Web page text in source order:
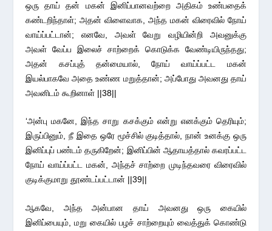
ஒரு தாய் தன் மகன் இனிப்பானவற்றை அதிகம் உண்பதைக்
கண்டறிந்தாள்; அதன் விளைவாக, அந்த மகன் விரைவில் நோய்
வாய்ப்பட்டான்; எனவே, அவள் வேறு வழியின்றி அவனுக்கு
அவள் வேப்ப இலைச் சாற்றைக் கொடுக்க வேண்டியிருந்தது;
அதன் கசப்புத் தன்மையால், நோய் வாய்ப்பட்ட மகன்
இயல்பாகவே அதை உண்ண மறுத்தான்; அப்போது அவனது தாய்
அவனிடம் கூறினாள் ||38||
‘அன்பு மகனே, இந்த சாறு கசக்கும் என்று எனக்கும் தெரியும்;
இருப்பினும், நீ இதை ஒரே மூச்சில் குடித்தால், நான் உனக்கு ஒரு
இனிப்புப் பண்டம் தருகிறேன்; இனிப்பின் ஆதாயத்தால் கவரப்பட்ட
நோய் வாய்ப்பட்ட மகன், அந்தச் சாற்றை முடிந்தவரை விரைவில்
குடிக்குமாறு தூண்டப்பட்டான் ||39||
ஆகவே, அந்த அன்பான தாய் அவனது ஒரு கையில்
இனிப்பையும், மறு கையில் பழச் சாற்றையும் வைத்துக் கொண்டு